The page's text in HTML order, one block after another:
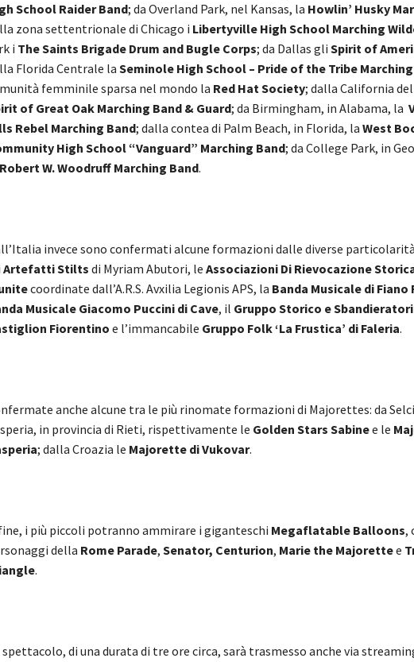
School Raider Band; da Overland Park, nel Kansas, la Howlin’ Husky
zona settentrionale di Chicago i Libertyville High School Marching
i The Saints Brigade Drum and Bugle Corps; da Dallas gli Spirit of
Florida Centrale laSeminole High School – Pride of the Tribe
femminile sparsa nel mondo la Red Hat Society; dalla California del
of Great Oak Marching Band & Guard; da Birmingham, in Alabama, la
Rebel Marching Band; dalla contea di Palm Beach, in Florida, la West
High School “Vanguard” Marching Band; da College Park, in
Robert W. Woodruff Marching Band.
invece sono confermati alcune formazioni dalle diverse
Artefatti Stilts di Myriam Abutori, le Associazioni Di Rievocazione
coordinate dall’A.R.S. Avxilia Legionis APS, la Banda Musicale di Fiano
Musicale Giacomo Puccini di Cave, il Gruppo Storico e
Fiorentino e l’immancabile Gruppo Folk ‘La Frustica’ di Faleria.
anche alcune tra le più rinomate formazioni di Majorettes: da Selci
in provincia di Rieti, rispettivamente le Golden Stars Sabinee le
; dalla Croazia le Majorette di Vukovar.
i più piccoli potranno ammirare i giganteschi Megaflatable Balloons,
della Rome Parade, Senator, Centurion, Marie the Majorettee
.
spettacolo, di una durata di tre ore circa, sarà trasmesso anche via